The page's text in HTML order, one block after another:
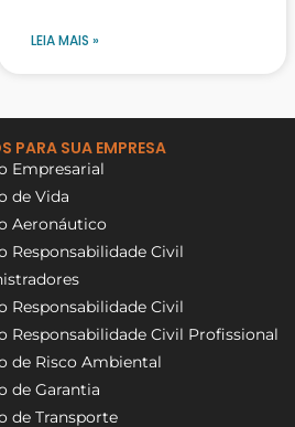
LEIA MAIS »
PARA SUA EMPRESA
Empresarial
de Vida
Aeronáutico
Responsabilidade Civil
Responsabilidade Civil
Responsabilidade Civil Profissional
de Risco Ambiental
de Garantia
de Transporte